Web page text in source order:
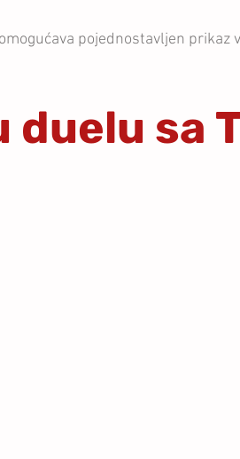
pojednostavljen prikaz
duelu sa